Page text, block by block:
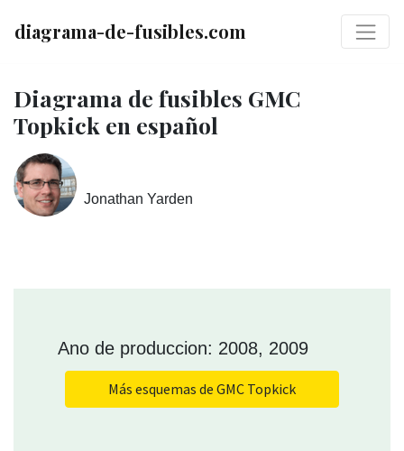
diagrama-de-fusibles.com
Diagrama de fusibles GMC
Topkick en español
Jonathan Yarden
Ano de produccion: 2008, 2009
Más esquemas de GMC Topkick